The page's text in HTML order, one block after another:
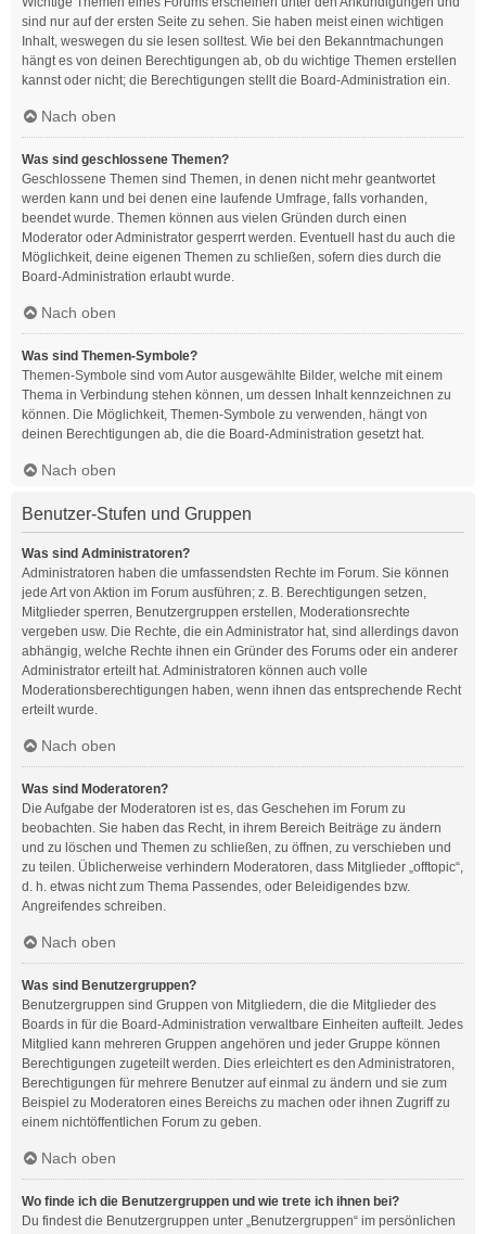
sind nur auf der ersten Seite zu sehen. Sie haben meist einen wichtigen
Inhalt, weswegen du sie lesen solltest. Wie bei den Bekanntmachungen
hängt es von deinen Berechtigungen ab, ob du wichtige Themen erstellen
kannst oder nicht; die Berechtigungen stellt die Board-Administration ein.
Nach oben
Was sind geschlossene Themen?
Geschlossene Themen sind Themen, in denen nicht mehr geantwortet
werden kann und bei denen eine laufende Umfrage, falls vorhanden,
beendet wurde. Themen können aus vielen Gründen durch einen
Moderator oder Administrator gesperrt werden. Eventuell hast du auch die
Möglichkeit, deine eigenen Themen zu schließen, sofern dies durch die
Board-Administration erlaubt wurde.
Nach oben
Was sind Themen-Symbole?
Themen-Symbole sind vom Autor ausgewählte Bilder, welche mit einem
Thema in Verbindung stehen können, um dessen Inhalt kennzeichnen zu
können. Die Möglichkeit, Themen-Symbole zu verwenden, hängt von
deinen Berechtigungen ab, die die Board-Administration gesetzt hat.
Nach oben
Benutzer-Stufen und Gruppen
Was sind Administratoren?
Administratoren haben die umfassendsten Rechte im Forum. Sie können
jede Art von Aktion im Forum ausführen; z. B. Berechtigungen setzen,
Mitglieder sperren, Benutzergruppen erstellen, Moderationsrechte
vergeben usw. Die Rechte, die ein Administrator hat, sind allerdings davon
abhängig, welche Rechte ihnen ein Gründer des Forums oder ein anderer
Administrator erteilt hat. Administratoren können auch volle
Moderationsberechtigungen haben, wenn ihnen das entsprechende Recht
erteilt wurde.
Nach oben
Was sind Moderatoren?
Die Aufgabe der Moderatoren ist es, das Geschehen im Forum zu
beobachten. Sie haben das Recht, in ihrem Bereich Beiträge zu ändern
und zu löschen und Themen zu schließen, zu öffnen, zu verschieben und
zu teilen. Üblicherweise verhindern Moderatoren, dass Mitglieder „offtopic“,
d. h. etwas nicht zum Thema Passendes, oder Beleidigendes bzw.
Angreifendes schreiben.
Nach oben
Was sind Benutzergruppen?
Benutzergruppen sind Gruppen von Mitgliedern, die die Mitglieder des
Boards in für die Board-Administration verwaltbare Einheiten aufteilt. Jedes
Mitglied kann mehreren Gruppen angehören und jeder Gruppe können
Berechtigungen zugeteilt werden. Dies erleichtert es den Administratoren,
Berechtigungen für mehrere Benutzer auf einmal zu ändern und sie zum
Beispiel zu Moderatoren eines Bereichs zu machen oder ihnen Zugriff zu
einem nichtöffentlichen Forum zu geben.
Nach oben
Wo finde ich die Benutzergruppen und wie trete ich ihnen bei?
Du findest die Benutzergruppen unter „Benutzergruppen“ im persönlichen